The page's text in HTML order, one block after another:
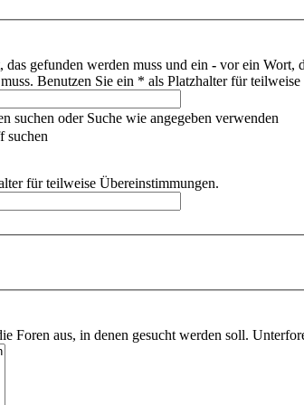
das gefunden werden muss und ein - vor ein Wort,
Benutzen Sie ein * als Platzhalter für
suchen oder Suche wie angegeben verwenden
suchen
für teilweise Übereinstimmungen.
Foren aus, in denen gesucht werden soll.